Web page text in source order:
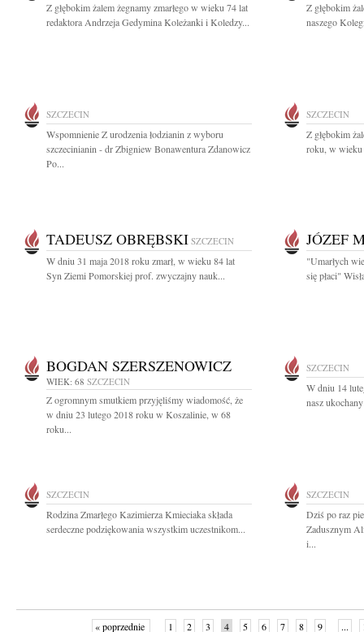
Z głębokim żalem żegnamy zmarłego w wieku 74 lat
redaktora Andrzeja Gedymina Koleżanki i Koledzy...
Z głębokim
naszego
SZCZECIN
Wspomnienie Z urodzenia łodzianin z wyboru
szczecinianin - dr Zbigniew Bonawentura Zdanowicz
Po...
SZCZECIN
Z głębokim
roku, w wieku
TADEUSZ OBRĘBSKI SZCZECIN
W dniu 31 maja 2018 roku zmarł, w wieku 84 lat
Syn Ziemi Pomorskiej prof. zwyczajny nauk...
JÓZEF
"Umarłych
się płaci"
BOGDAN SZERSZENOWICZ
WIEK: 68 SZCZECIN
Z ogromnym smutkiem przyjęliśmy wiadomość, że
w dniu 23 lutego 2018 roku w Koszalinie, w 68
roku...
SZCZECIN
W dniu 14
nasz
SZCZECIN
Rodzina Zmarłego Kazimierza Kmieciaka składa
serdeczne podziękowania wszystkim uczestnikom...
SZCZECIN
Dziś po raz
Zadusznym
i...
« poprzednie 1 2 3 4 5 6 7 8 9 ...